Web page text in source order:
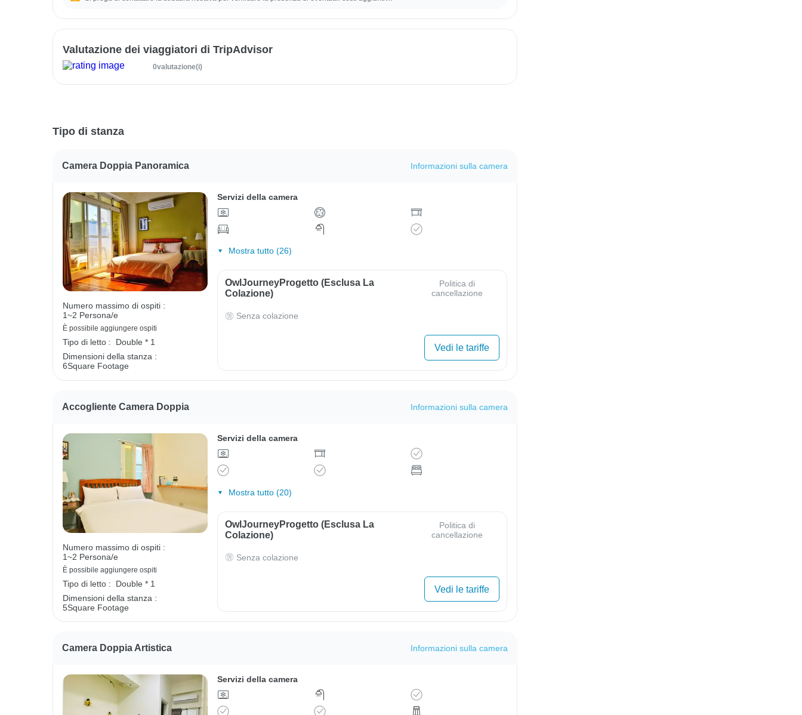
Valutazione dei viaggiatori di TripAdvisor
0valutazione(i)
Tipo di stanza
Camera Doppia Panoramica Informazioni sulla camera
Numero massimo di ospiti :
1~2 Persona/e
È possibile aggiungere ospiti
Tipo di letto :
Double * 1
Dimensioni della stanza :
6Square Footage
Servizi della camera
Mostra tutto (26)
OwlJourneyProgetto (esclusa La
Colazione)
Politica di
cancellazione
Senza colazione
Vedi le tariffe
Accogliente Camera Doppia Informazioni sulla camera
Numero massimo di ospiti :
1~2 Persona/e
È possibile aggiungere ospiti
Tipo di letto :
Double * 1
Dimensioni della stanza :
5Square Footage
Servizi della camera
Mostra tutto (20)
OwlJourneyProgetto (esclusa La
Colazione)
Politica di
cancellazione
Senza colazione
Vedi le tariffe
Camera Doppia Artistica Informazioni sulla camera
Servizi della camera